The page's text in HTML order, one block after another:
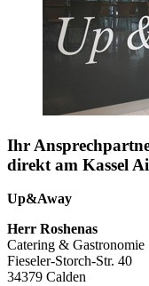
Ihr
direkt am Kassel
Up&Away
Herr Roshenas
Catering & Gastronomie
Fieseler-Storch-Str. 40
34379 Calden